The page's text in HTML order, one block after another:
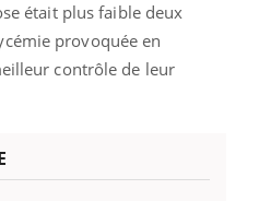
était plus faible deux
provoquée en
contrôle de leur